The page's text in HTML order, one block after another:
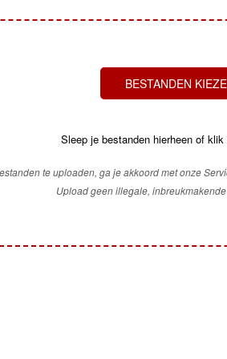
BESTANDEN
Sleep je bestanden hierheen of
te uploaden, ga je akkoord met onze
Upload geen illegale,